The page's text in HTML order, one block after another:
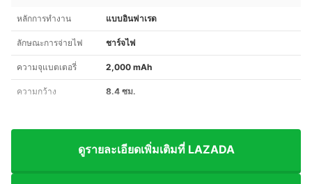
หลักการทำงาน แบบอินฟาเรด
ลักษณะการจ่ายไฟ ชาร์จไฟ
ความจุแบตเตอรี่ 2,000 mAh
ความกว้าง 8.4 ซม.
ดูรายละเอียดเพิ่มเติมที่ LAZADA